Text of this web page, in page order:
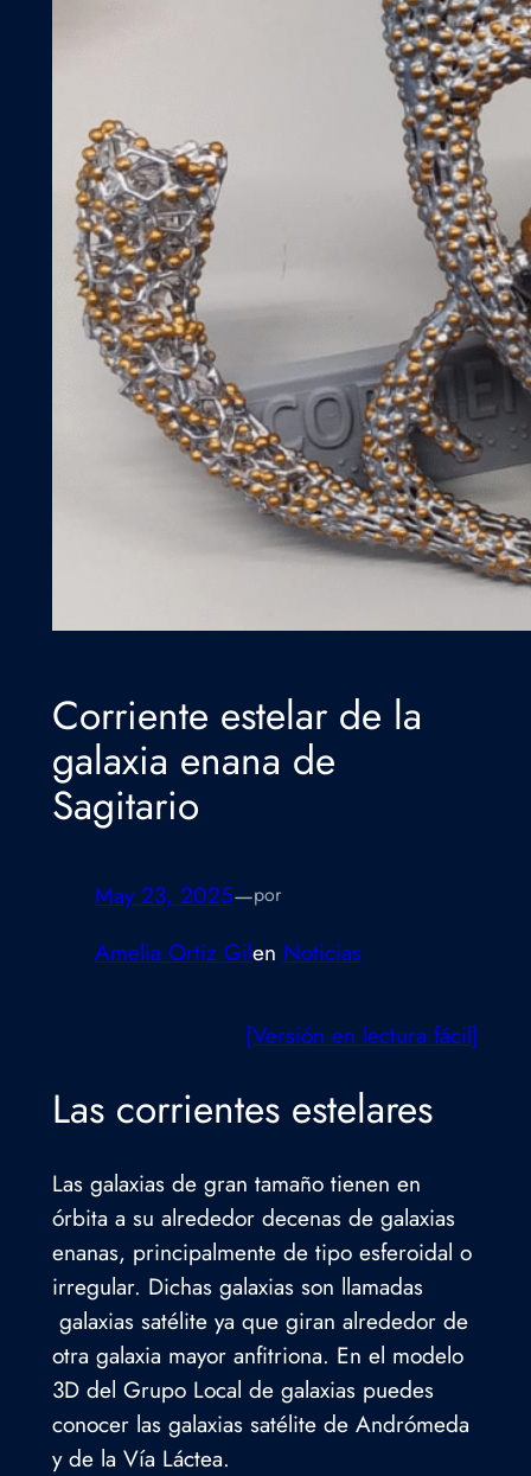
Corriente estelar de la
galaxia enana de
Sagitario
May 23, 2025—por
Amelia Ortiz Gilen Noticias
[Versión en lectura fácil]
Las corrientes estelares
Las galaxias de gran tamaño tienen en
órbita a su alrededor decenas de galaxias
enanas, principalmente de tipo esferoidal o
irregular. Dichas galaxias son llamadas
galaxias satélite ya que giran alrededor de
otra galaxia mayor anfitriona. En el modelo
3D del Grupo Local de galaxias puedes
conocer las galaxias satélite de Andrómeda
y de la Vía Láctea.